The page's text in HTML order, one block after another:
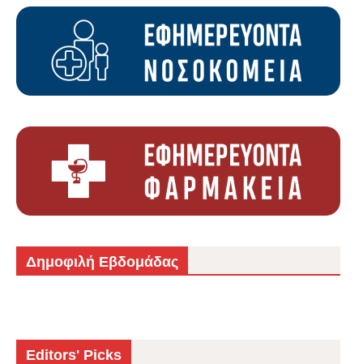
Δημοφιλή Εβδομάδας
Editors' Picks